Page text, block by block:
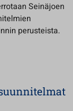
Seinäjoen
perusteista.